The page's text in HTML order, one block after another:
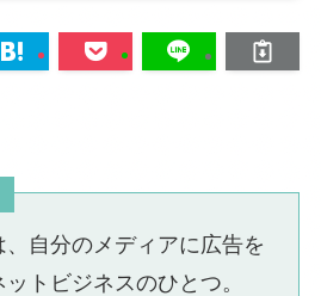
、自分のメディアに広告を
トビジネスのひとつ。